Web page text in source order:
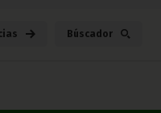
Búscador